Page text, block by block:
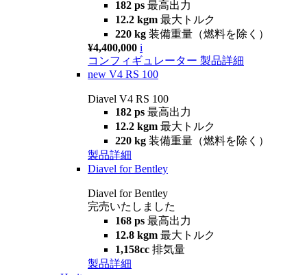
182 ps 最高出力
12.2 kgm 最大トルク
220 kg 装備重量（燃料を除く）
¥4,400,000 i
コンフィギュレーター 製品詳細
new V4 RS 100
Diavel V4 RS 100
182 ps 最高出力
12.2 kgm 最大トルク
220 kg 装備重量（燃料を除く）
製品詳細
Diavel for Bentley
Diavel for Bentley
完売いたしました
168 ps 最高出力
12.8 kgm 最大トルク
1,158cc 排気量
製品詳細